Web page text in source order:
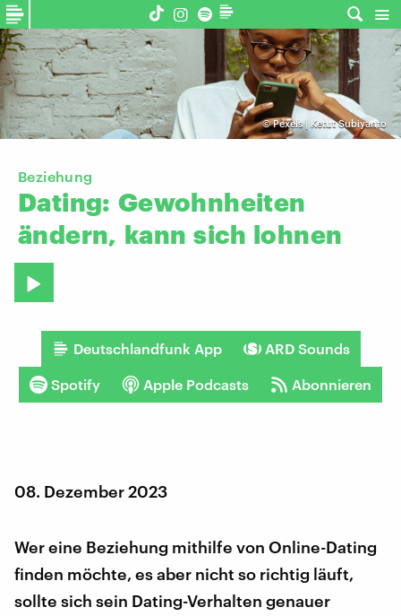
©Pexels | Ketut Subiyanto
Beziehung
Dating: Gewohnheiten
ändern, kann sich lohnen
Deutschlandfunk App ARD Sounds
Spotify Apple Podcasts Abonnieren
08. Dezember 2023
Wer eine Beziehung mithilfe von Online-Dating
finden möchte, es aber nicht so richtig läuft,
sollte sich sein Dating-Verhalten genauer